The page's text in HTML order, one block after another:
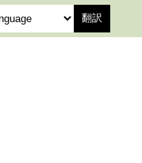
翻訳